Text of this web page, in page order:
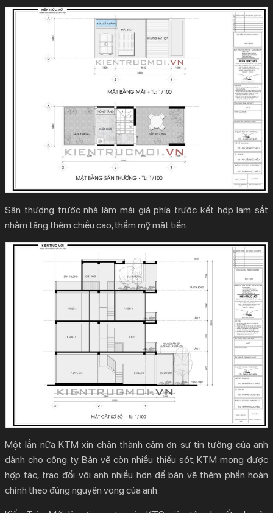
Sân thượng trước nhà làm mái giả phía trước kết hợp lam sắt
nhằm tăng thêm chiều cao, thẩm mỹ mặt tiền.
Một lần nữa KTM xin chân thành cảm ơn sự tin tưởng của anh
dành cho công ty. Bản vẽ còn nhiều thiếu sót, KTM mong được
hợp tác, trao đổi với anh nhiều hơn để bản vẽ thêm phần hoàn
chỉnh theo đúng nguyện vọng của anh.